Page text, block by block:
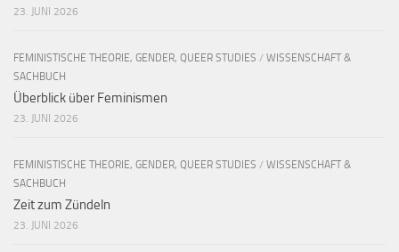
23. JUNI 2026
FEMINISTISCHE THEORIE, GENDER, QUEER STUDIES / WISSENSCHAFT &
SACHBUCH
Überblick über Feminismen
23. JUNI 2026
FEMINISTISCHE THEORIE, GENDER, QUEER STUDIES / WISSENSCHAFT &
SACHBUCH
Zeit zum Zündeln
23. JUNI 2026